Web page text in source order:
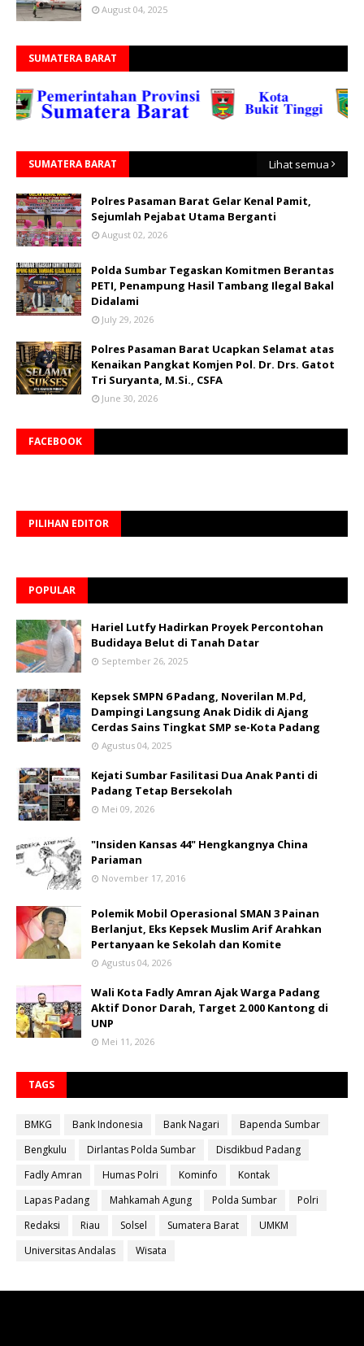
August 04, 2025
SUMATERA BARAT
SUMATERA BARAT Lihat semua
Polres Pasaman Barat Gelar Kenal Pamit,
Sejumlah Pejabat Utama Berganti
August 02, 2026
Polda Sumbar Tegaskan Komitmen Berantas
PETI, Penampung Hasil Tambang Ilegal Bakal
Didalami
July 29, 2026
Polres Pasaman Barat Ucapkan Selamat atas
Kenaikan Pangkat Komjen Pol. Dr. Drs. Gatot
Tri Suryanta, M.Si., CSFA
June 30, 2026
FACEBOOK
PILIHAN EDITOR
POPULAR
Hariel Lutfy Hadirkan Proyek Percontohan
Budidaya Belut di Tanah Datar
September 26, 2025
Kepsek SMPN 6 Padang, Noverilan M.Pd,
Dampingi Langsung Anak Didik di Ajang
Cerdas Sains Tingkat SMP se-Kota Padang
Agustus 04, 2025
Kejati Sumbar Fasilitasi Dua Anak Panti di
Padang Tetap Bersekolah
Mei 09, 2026
"Insiden Kansas 44" Hengkangnya China
Pariaman
November 17, 2016
Polemik Mobil Operasional SMAN 3 Painan
Berlanjut, Eks Kepsek Muslim Arif Arahkan
Pertanyaan ke Sekolah dan Komite
Agustus 04, 2026
Wali Kota Fadly Amran Ajak Warga Padang
Aktif Donor Darah, Target 2.000 Kantong di
UNP
Mei 11, 2026
TAGS
BMKG Bank Indonesia Bank Nagari
Bapenda Sumbar
Bengkulu
Dirlantas Polda Sumbar
Disdikbud Padang
Fadly Amran
Humas Polri Kominfo
Kontak
Lapas Padang
Mahkamah Agung Polda Sumbar
Polri
Redaksi
Riau Solsel Sumatera Barat
UMKM
Universitas Andalas
Wisata